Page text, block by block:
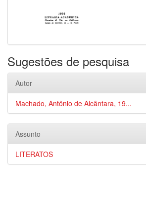
Sugestões de pesquisa
Autor
Machado, Antônio de Alcântara, 19...
Assunto
LITERATOS